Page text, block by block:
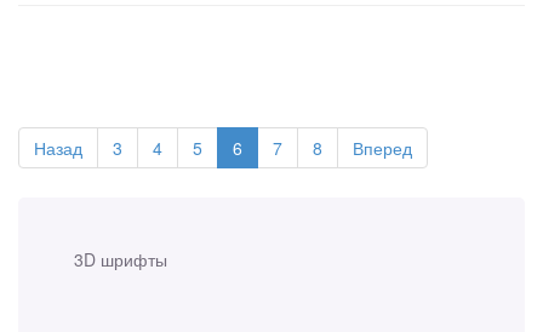
3D шрифты
Назад 3 4 5 6 7 8 Вперед